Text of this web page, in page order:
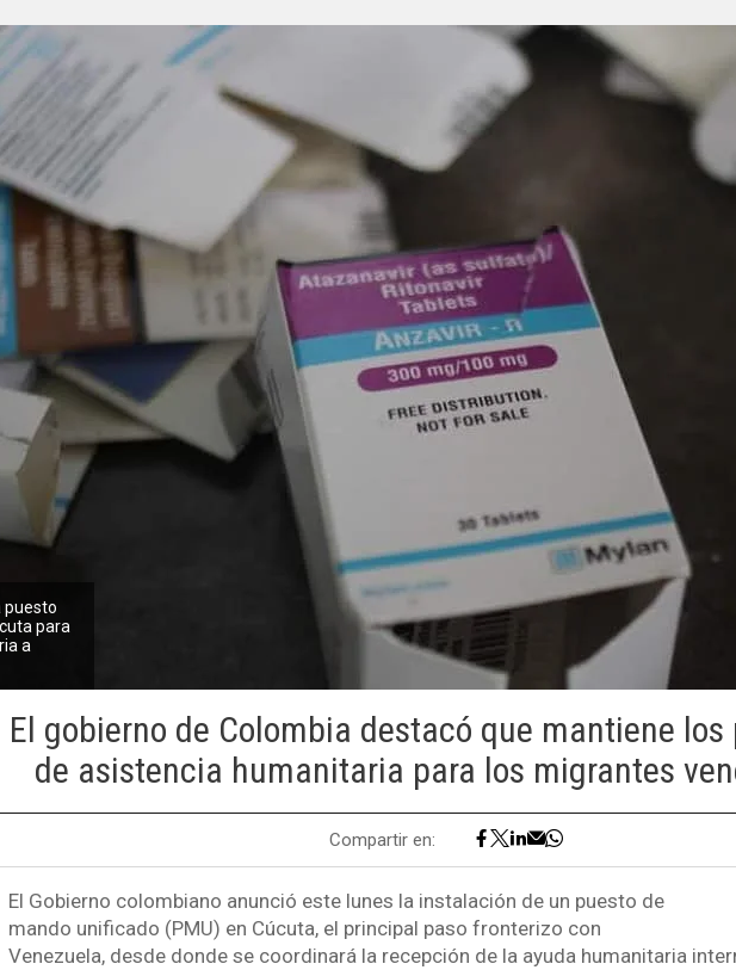
puesto
para
a
El gobierno de Colombia destacó que mantiene los
de asistencia humanitaria para los migrantes
Compartir en:
El Gobierno colombiano anunció este lunes la instalación de un puesto de
mando unificado (PMU) en Cúcuta, el principal paso fronterizo con
Venezuela, desde donde se coordinará la recepción de la ayuda humanitaria